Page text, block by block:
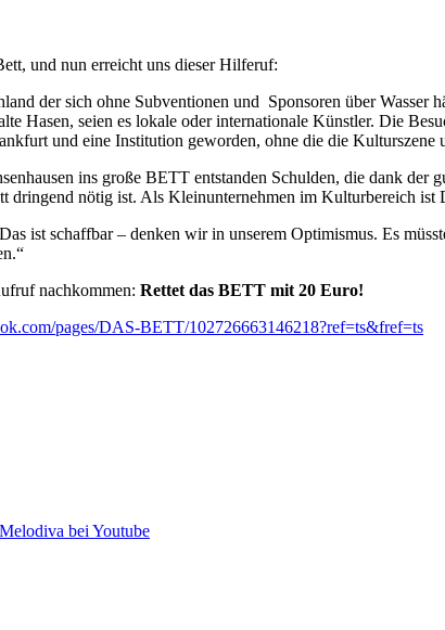
und nun erreicht uns dieser Hilferuf:
der sich ohne Subventionen und Sponsoren über Wasser
Hasen, seien es lokale oder internationale Künstler. Die
und eine Institution geworden, ohne die die Kulturszene
ins große BETT entstanden Schulden, die dank der
dringend nötig ist. Als Kleinunternehmen im Kulturbereich
ist schaffbar – denken wir in unserem Optimismus. Es
nachkommen: Rettet das BETT mit 20 Euro!
pages/DAS-BETT/102726663146218?ref=ts&fref=ts